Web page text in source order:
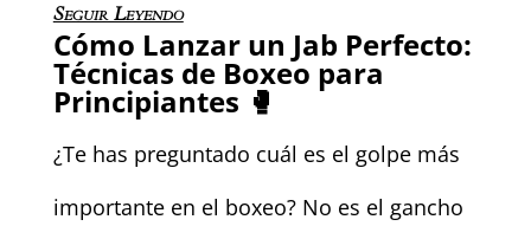
Seguir Leyendo
Cómo Lanzar un Jab Perfecto:
Técnicas de Boxeo para
Principiantes 🥊
¿Te has preguntado cuál es el golpe más
importante en el boxeo? No es el gancho